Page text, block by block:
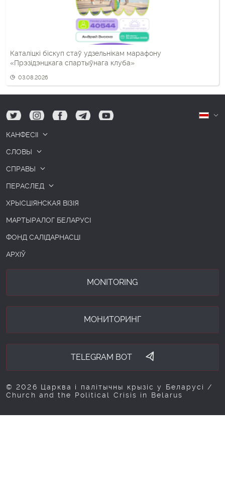
Каталіцкі біскуп стаў удзельнікам марафону
«Прэзідэнцкага спартыўнага клуба»
03.08.2026
tw ig fb tg yt
КАНФЕСІІ
СЛОВЫ
СПРАВЫ
ПЕРАСЛЕД
ХРЫСЦІЯНСКАЯ ВІЗІЯ
МАРТЫРАЛОГ БЕЛАРУСІ
ФОНД САЛІДАРНАСЦІ
АРХІЎ
MONITORING
МОНИТОРИНГ
TELEGRAM BOT
© 2026 Царква і палітычны крызіс у Беларусі /
Church and the Political Crisis in Belarus